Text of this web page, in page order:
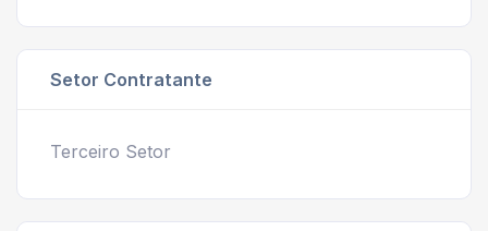
Setor Contratante
Terceiro Setor